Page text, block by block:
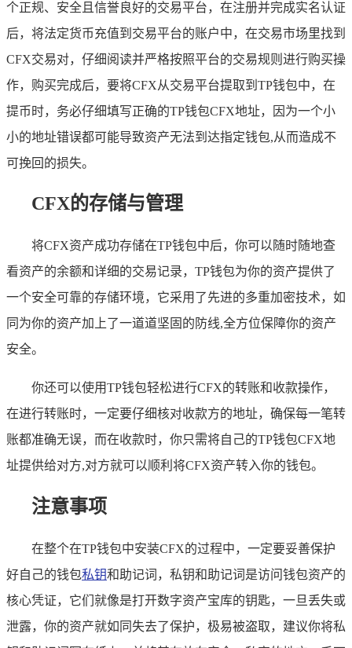
个正规、安全且信誉良好的交易平台，在注册并完成实名认证
后，将法定货币充值到交易平台的账户中，在交易市场里找到
CFX交易对，仔细阅读并严格按照平台的交易规则进行购买操
作，购买完成后，要将CFX从交易平台提取到TP钱包中，在
提币时，务必仔细填写正确的TP钱包CFX地址，因为一个小
小的地址错误都可能导致资产无法到达指定钱包,从而造成不
可挽回的损失。
CFX的存储与管理
将CFX资产成功存储在TP钱包中后，你可以随时随地查
看资产的余额和详细的交易记录，TP钱包为你的资产提供了
一个安全可靠的存储环境，它采用了先进的多重加密技术，如
同为你的资产加上了一道道坚固的防线,全方位保障你的资产
安全。
你还可以使用TP钱包轻松进行CFX的转账和收款操作，
在进行转账时，一定要仔细核对收款方的地址，确保每一笔转
账都准确无误，而在收款时，你只需将自己的TP钱包CFX地
址提供给对方,对方就可以顺利将CFX资产转入你的钱包。
注意事项
在整个在TP钱包中安装CFX的过程中，一定要妥善保护
好自己的钱包私钥和助记词，私钥和助记词是访问钱包资产的
核心凭证，它们就像是打开数字资产宝库的钥匙，一旦丢失或
泄露，你的资产就如同失去了保护，极易被盗取，建议你将私